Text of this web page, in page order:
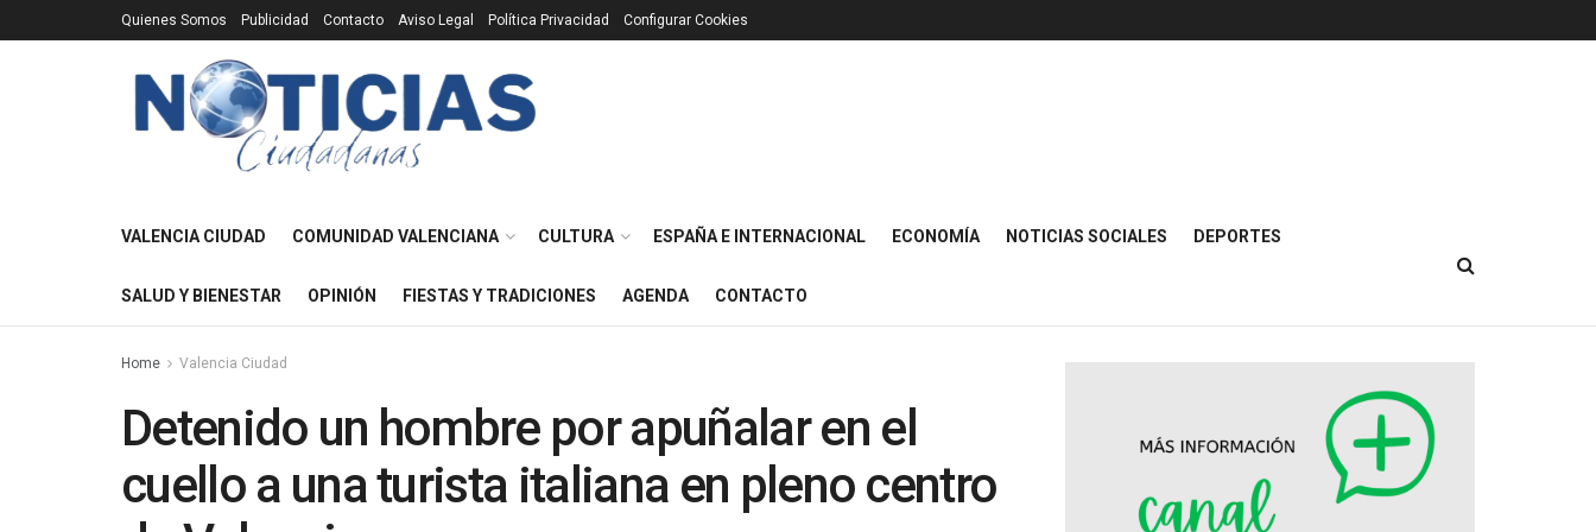
Quienes Somos Publicidad Contacto Aviso Legal Política Privacidad Configurar Cookies
VALENCIA CIUDAD COMUNIDAD VALENCIANA CULTURA ESPAÑA E INTERNACIONAL ECONOMÍA NOTICIAS SOCIALES DEPORTES
SALUD Y BIENESTAR OPINIÓN FIESTAS Y TRADICIONES AGENDA CONTACTO
Home Valencia Ciudad
Detenido un hombre por apuñalar en el
cuello a una turista italiana en pleno centro